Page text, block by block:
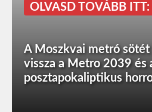
OLVASD TOVÁBB ITT:
A Moszkvai metró
vissza a Metro 2039 és
posztapokaliptikus